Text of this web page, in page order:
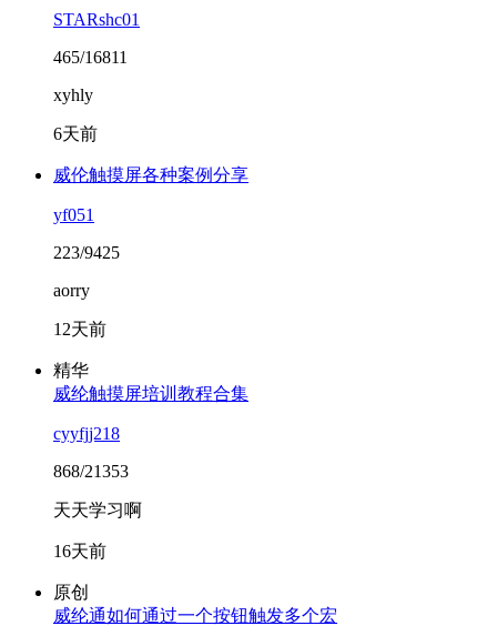
STARshc01
465/16811
xyhly
6天前
威伦触摸屏各种案例分享
yf051
223/9425
aorry
12天前
精华
威纶触摸屏培训教程合集
cyyfjj218
868/21353
天天学习啊
16天前
原创
威纶通如何通过一个按钮触发多个宏